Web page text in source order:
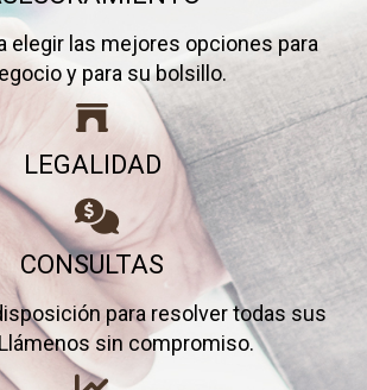
elegir las mejores opciones para
y para su bolsillo.
LEGALIDAD
CONSULTAS
para resolver todas sus
sin compromiso.